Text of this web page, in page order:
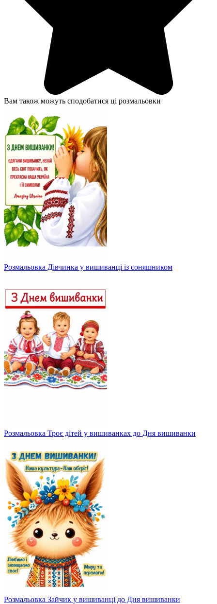
Вам також можуть сподобатися ці розмальовки
Розмальовка Дівчинка у вишиванці із соняшником
Розмальовка Троє дітей у вишиванках до Дня вишиванки
Розмальовка Зайчик у вишиванці до Дня вишиванки